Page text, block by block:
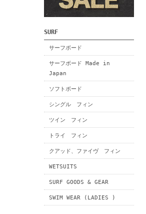
SURF
サーフボード
サーフボード Made in
Japan
ソフトボード
シングル フィン
ツイン フィン
トライ フィン
クアッド、ファイヴ フィン
WETSUITS
SURF GOODS & GEAR
SWIM WEAR (LADIES )